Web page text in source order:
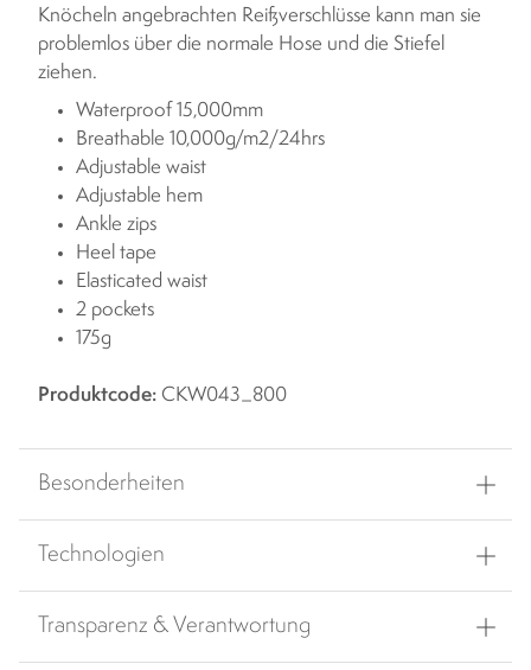
Knöcheln angebrachten Reißverschlüsse kann man sie
problemlos über die normale Hose und die Stiefel
ziehen.
Waterproof 15,000mm
Breathable 10,000g/m2/24hrs
Adjustable waist
Adjustable hem
Ankle zips
Heel tape
Elasticated waist
2 pockets
175g
Produktcode: CKW043_800
Besonderheiten
Technologien
Transparenz & Verantwortung